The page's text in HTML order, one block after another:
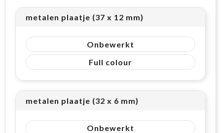
metalen plaatje (37 x 12 mm)
Onbewerkt
Full colour
metalen plaatje (32 x 6 mm)
Onbewerkt